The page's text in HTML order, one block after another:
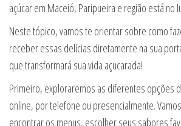
açúcar em Maceió, Paripueira e região está no
Neste tópico, vamos te orientar sobre como
receber essas delícias diretamente na sua
que transformará sua vida açucarada!
Primeiro, exploraremos as diferentes opções
online, por telefone ou presencialmente.
encontrar os menus, escolher seus sabores